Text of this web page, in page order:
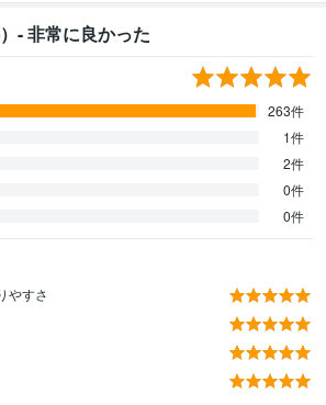
- 非常に良かった
263件
1件
2件
0件
0件
やすさ